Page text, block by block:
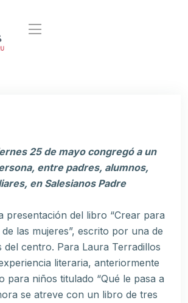
25 de mayo congregó a un
entre padres, alumnos,
en Salesianos Padre
presentación del libro “Crear para
las mujeres”, escrito por una de
del centro. Para Laura Terradillos
literaria, anteriormente
para niños titulado “Qué le pasa a
se atreve con un libro de tres